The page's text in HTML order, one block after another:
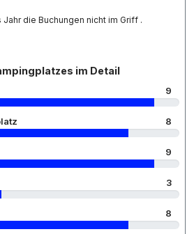
die Buchungen nicht im Griff .
im Detail
9
8
9
3
8